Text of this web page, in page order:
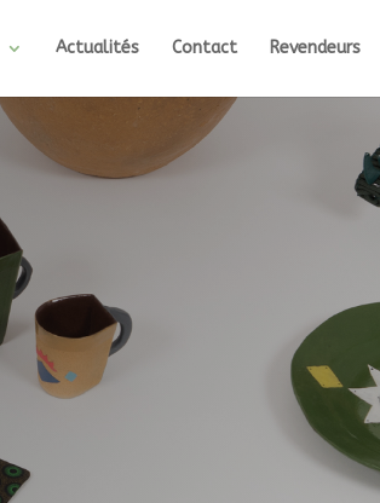
Actualités Contact Revendeurs